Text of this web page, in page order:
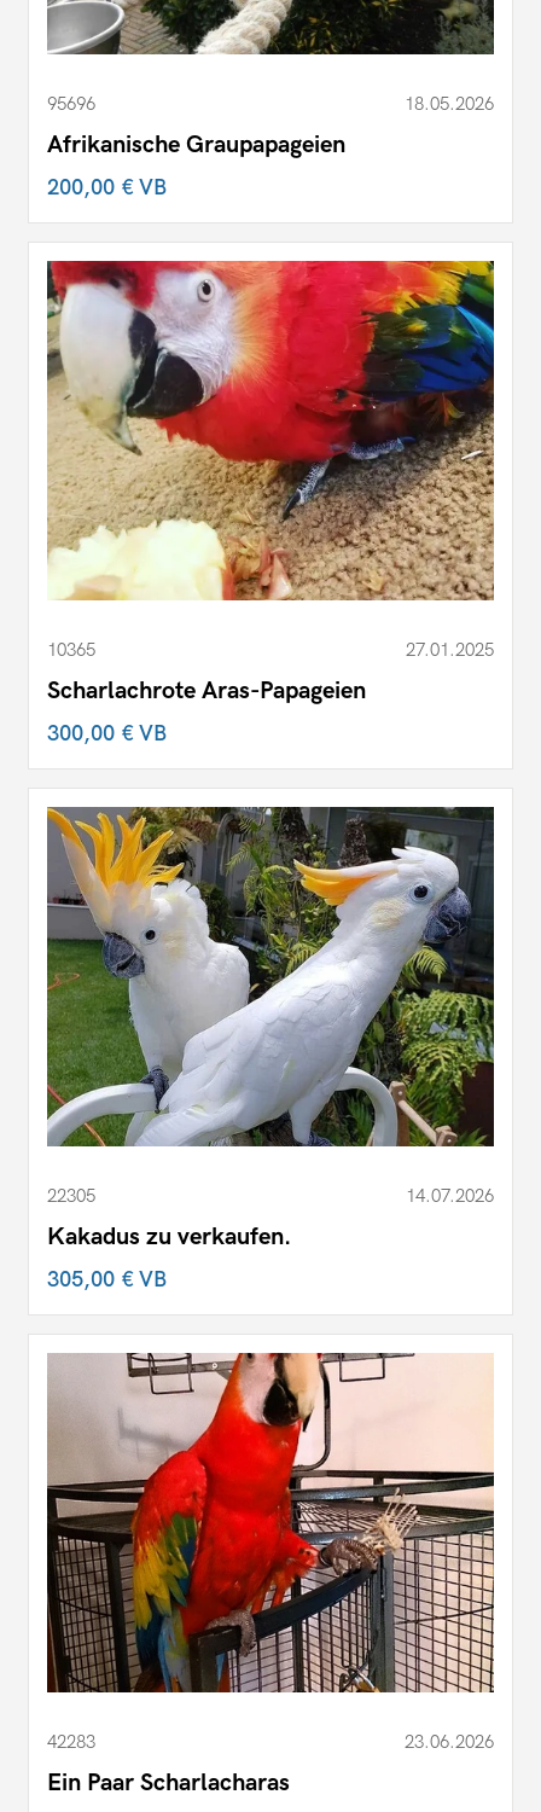
95696 18.05.2026
Afrikanische Graupapageien
200,00 €VB
10365 27.01.2025
Scharlachrote Aras-Papageien
300,00 €VB
22305 14.07.2026
Kakadus zu verkaufen.
305,00 €VB
42283 23.06.2026
Ein Paar Scharlacharas